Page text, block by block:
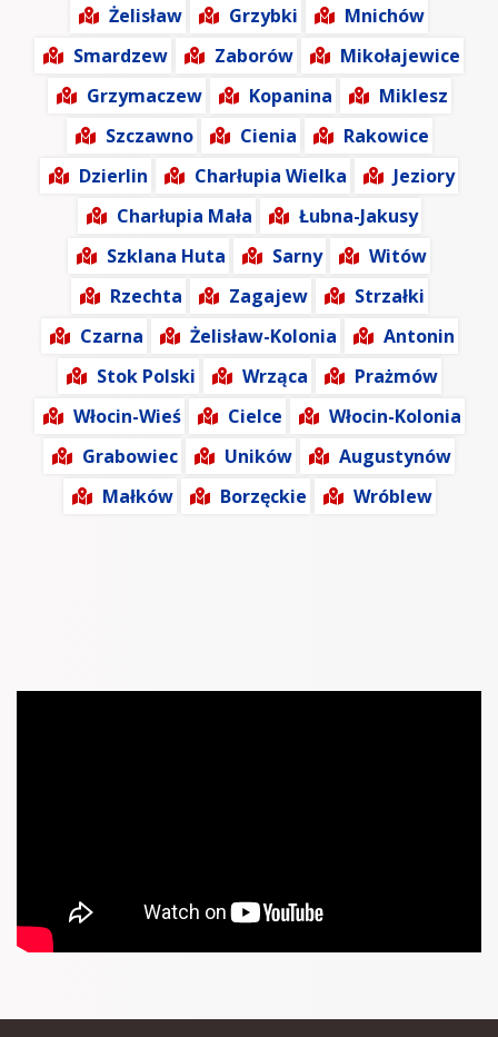
Żelisław
Grzybki
Mnichów
Smardzew
Zaborów
Mikołajewice
Grzymaczew
Kopanina
Miklesz
Szczawno
Cienia
Rakowice
Dzierlin
Charłupia Wielka
Jeziory
Charłupia Mała
Łubna-Jakusy
Szklana Huta
Sarny
Witów
Rzechta
Zagajew
Strzałki
Czarna
Żelisław-Kolonia
Antonin
Stok Polski
Wrząca
Prażmów
Włocin-Wieś
Cielce
Włocin-Kolonia
Grabowiec
Uników
Augustynów
Małków
Borzęckie Wróblew